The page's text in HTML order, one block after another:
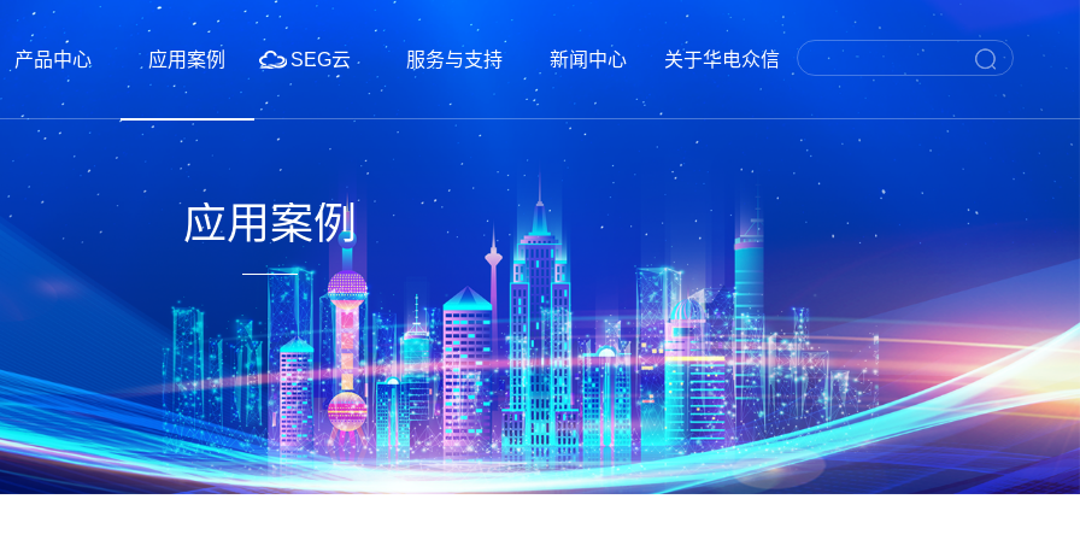
产品中心 应用案例 SEG云 服务与支持 新闻中心 关于华电众信
应用案例